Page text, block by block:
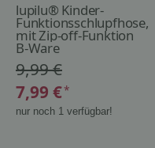
lupilu® Kinder-
Funktionsschlupfhose,
mit Zip-off-Funktion
B-Ware
9,99 €
7,99 €*
nur noch 1 verfügbar!